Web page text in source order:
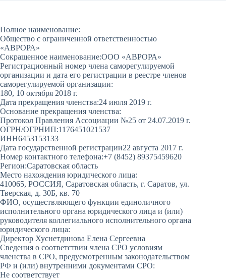
Полное наименование:
Общество с ограниченной ответственностью
«АВРОРА»
Сокращенное наименование:ООО «АВРОРА»
Регистрационный номер члена саморегулируемой
организации и дата его регистрации в реестре членов
саморегулируемой организации:
180, 10 октября 2018 г.
Дата прекращения членства:24 июля 2019 г.
Основание прекращения членства:
Протокол Правления Ассоциации №25 от 24.07.2019 г.
ОГРН/ОГРНИП:1176451021537
ИНН6453153133
Дата государственной регистрации22 августа 2017 г.
Номер контактного телефона:+7 (8452) 89375459620
Регион:Саратовская область
Место нахождения юридического лица:
410065, РОССИЯ, Саратовская область, г. Саратов, ул.
Тверская, д. 30Б, кв. 70
ФИО, осуществляющего функции единоличного
исполнительного органа юридического лица и (или)
руководителя коллегиального исполнительного органа
юридического лица:
Директор Хуснетдинова Елена Сергеевна
Сведения о соответствии члена СРО условиям
членства в СРО, предусмотренным законодательством
РФ и (или) внутренними документами СРО:
Не соответствует